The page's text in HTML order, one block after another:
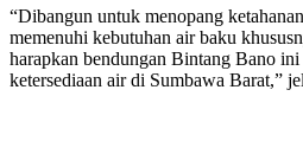
“Dibangun untuk menopang
memenuhi kebutuhan air baku
harapkan bendungan Bintang Bano
ketersediaan air di Sumbawa Barat,”